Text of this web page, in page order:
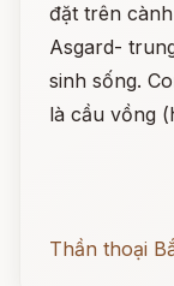
đặt trên
Asgard-
sinh sống.
là cầu vồng
Thần thoại